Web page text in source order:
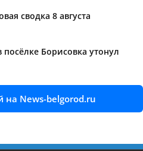
сводка 8 августа
посёлке Борисовка утонул
на News-belgorod.ru